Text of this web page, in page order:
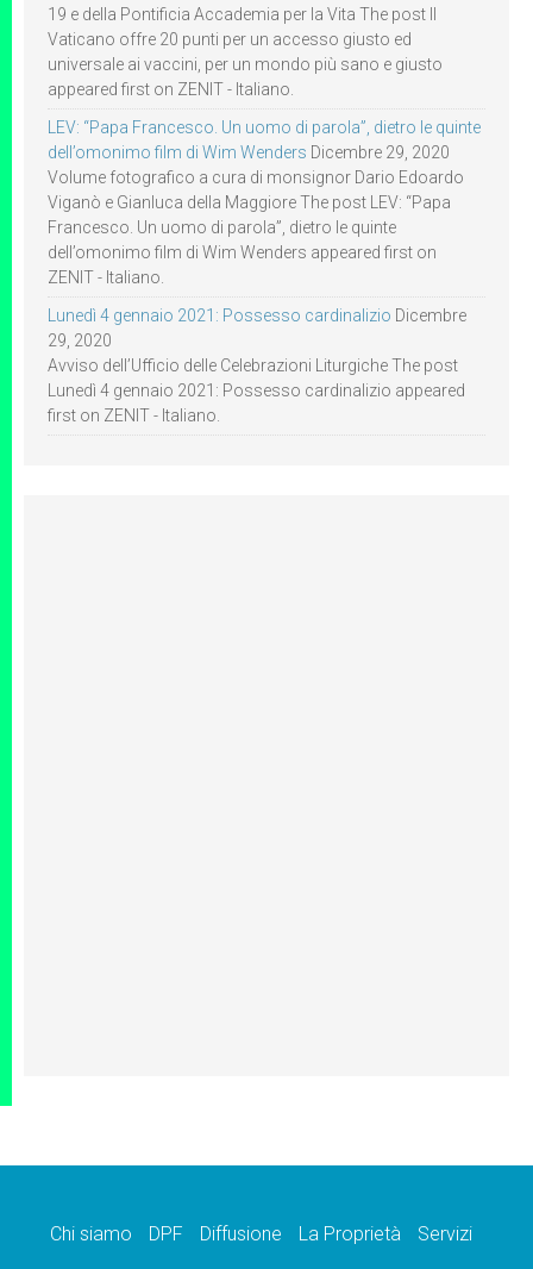
19 e della Pontificia Accademia per la Vita The post Il
Vaticano offre 20 punti per un accesso giusto ed
universale ai vaccini, per un mondo più sano e giusto
appeared first on ZENIT - Italiano.
LEV: “Papa Francesco. Un uomo di parola”, dietro le quinte
dell’omonimo film di Wim Wenders Dicembre 29, 2020
Volume fotografico a cura di monsignor Dario Edoardo
Viganò e Gianluca della Maggiore The post LEV: “Papa
Francesco. Un uomo di parola”, dietro le quinte
dell’omonimo film di Wim Wenders appeared first on
ZENIT - Italiano.
Lunedì 4 gennaio 2021: Possesso cardinalizio Dicembre
29, 2020
Avviso dell’Ufficio delle Celebrazioni Liturgiche The post
Lunedì 4 gennaio 2021: Possesso cardinalizio appeared
first on ZENIT - Italiano.
Chi siamo DPF Diffusione La Proprietà
Servizi